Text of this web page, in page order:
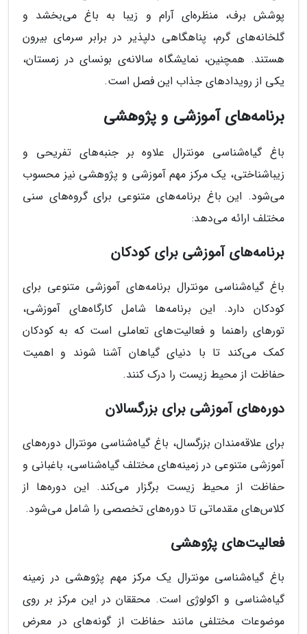
پوشش برف، منظره‌ای آرام و زیبا به باغ می‌بخشد و
گلخانه‌های گرم، پناهگاهی دلپذیر در برابر سرمای بیرون
هستند. همچنین، نمایشگاه سالانه‌ی بونسای در زمستان،
یکی از رویدادهای جذاب این فصل است.
برنامه‌های آموزشی و پژوهشی
باغ گیاه‌شناسی مونترال علاوه بر جنبه‌های تفریحی و
زیباشناختی، یک مرکز مهم آموزشی و پژوهشی نیز محسوب
می‌شود. این باغ برنامه‌های متنوعی برای گروه‌های سنی
مختلف ارائه می‌دهد:
برنامه‌های آموزشی برای کودکان
باغ گیاه‌شناسی مونترال برنامه‌های آموزشی متنوعی برای
کودکان دارد. این برنامه‌ها شامل کارگاه‌های آموزشی،
تورهای راهنما و فعالیت‌های تعاملی است که به کودکان
کمک می‌کند تا با دنیای گیاهان آشنا شوند و اهمیت
حفاظت از محیط زیست را درک کنند.
دوره‌های آموزشی برای بزرگسالان
برای علاقه‌مندان بزرگسال، باغ گیاه‌شناسی مونترال دوره‌های
آموزشی متنوعی در زمینه‌های مختلف گیاه‌شناسی، باغبانی و
حفاظت از محیط زیست برگزار می‌کند. این دوره‌ها از
کلاس‌های مقدماتی تا دوره‌های تخصصی را شامل می‌شود.
فعالیت‌های پژوهشی
باغ گیاه‌شناسی مونترال یک مرکز مهم پژوهشی در زمینه
گیاه‌شناسی و اکولوژی است. محققان در این مرکز بر روی
موضوعات مختلفی مانند حفاظت از گونه‌های در معرض